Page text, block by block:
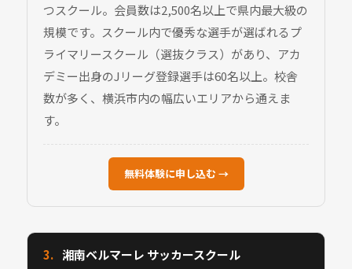
つスクール。会員数は2,500名以上で県内最大級の
規模です。スクール内で優秀な選手が選ばれるプ
ライマリースクール（選抜クラス）があり、アカ
デミー出身のJリーグ登録選手は60名以上。校舎
数が多く、横浜市内の幅広いエリアから通えま
す。
無料体験に申し込む →
3. 湘南ベルマーレ サッカースクール